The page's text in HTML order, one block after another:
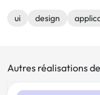
ui design
Autres réalisations